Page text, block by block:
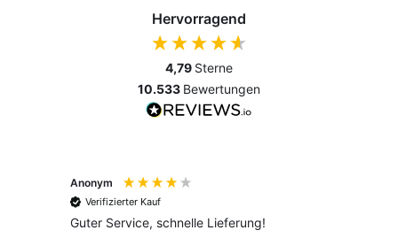
Hervorragend
4,79 Sterne
10.533 Bewertungen
Anonym
Verifizierter Kauf
Guter Service, schnelle Lieferung!